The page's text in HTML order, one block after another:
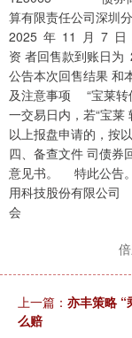
算有限责任公司深圳
2025 年 11 月 7 日
资 者回售款到账日
公告本次回售结果
及注意事项 “宝莱转
一交易日内，若“宝莱
以上报盘申请的，按
四、备查文件 司债券
意见书。
用科技
会
上一篇： 亦丰策略 “
么赔